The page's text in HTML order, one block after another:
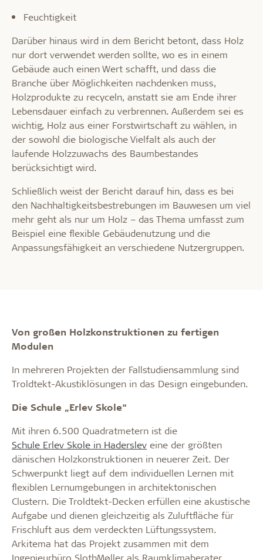
Feuchtigkeit
Darüber hinaus wird in dem Bericht betont, dass Holz
nur dort verwendet werden sollte, wo es in einem
Gebäude auch einen Wert schafft, und dass die
Branche über Möglichkeiten nachdenken muss,
Holzprodukte zu recyceln, anstatt sie am Ende ihrer
Lebensdauer einfach zu verbrennen. Außerdem sei es
wichtig, Holz aus einer Forstwirtschaft zu wählen, in
der sowohl die biologische Vielfalt als auch der
laufende Holzzuwachs des Baumbestandes
berücksichtigt wird.
Schließlich weist der Bericht darauf hin, dass es bei
den Nachhaltigkeitsbestrebungen im Bauwesen um viel
mehr geht als nur um Holz – das Thema umfasst zum
Beispiel eine flexible Gebäudenutzung und die
Anpassungsfähigkeit an verschiedene Nutzergruppen.
Von großen Holzkonstruktionen zu fertigen
Modulen
In mehreren Projekten der Fallstudiensammlung sind
Troldtekt-Akustiklösungen in das Design eingebunden.
Die Schule „Erlev Skole“
Mit ihren 6.500 Quadratmetern ist die
Schule Erlev Skole in Haderslev eine der größten
dänischen Holzkonstruktionen in neuerer Zeit. Der
Schwerpunkt liegt auf dem individuellen Lernen mit
flexiblen Lernumgebungen in architektonischen
Clustern. Die Troldtekt-Decken erfüllen eine akustische
Aufgabe und dienen gleichzeitig als Zuluftfläche für
Frischluft aus dem verdeckten Lüftungssystem.
Arkitema hat das Projekt zusammen mit dem
Ingenieurbüro SlothMøller als Raumklimaberater